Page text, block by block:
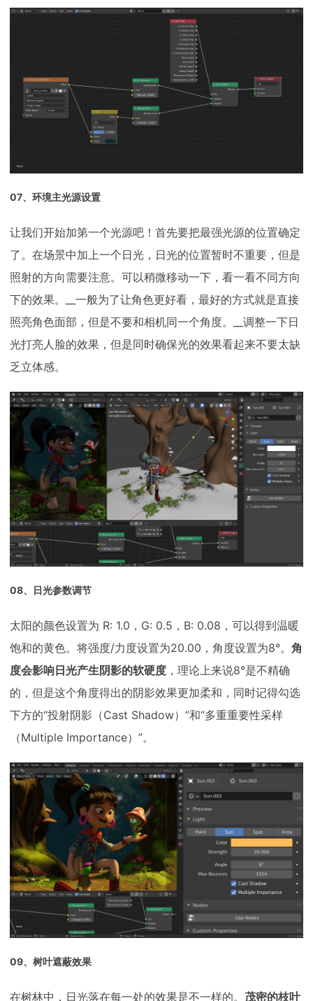
07、环境主光源设置
让我们开始加第一个光源吧！首先要把最强光源的位置确定
了。在场景中加上一个日光，日光的位置暂时不重要，但是
照射的方向需要注意。可以稍微移动一下，看一看不同方向
下的效果。__一般为了让角色更好看，最好的方式就是直接
照亮角色面部，但是不要和相机同一个角度。__调整一下日
光打亮人脸的效果，但是同时确保光的效果看起来不要太缺
乏立体感。
08、日光参数调节
太阳的颜色设置为 R: 1.0，G: 0.5，B: 0.08，可以得到温暖
饱和的黄色。将强度/力度设置为20.00，角度设置为8°。 角
度会影响日光产生阴影的软硬度 ，理论上来说8°是不精确
的，但是这个角度得出的阴影效果更加柔和，同时记得勾选
下方的“投射阴影（Cast Shadow）”和“多重重要性采样
（Multiple Importance）”。
09、树叶遮蔽效果
在树林中，日光落在每一处的效果是不一样的。 茂密的枝叶